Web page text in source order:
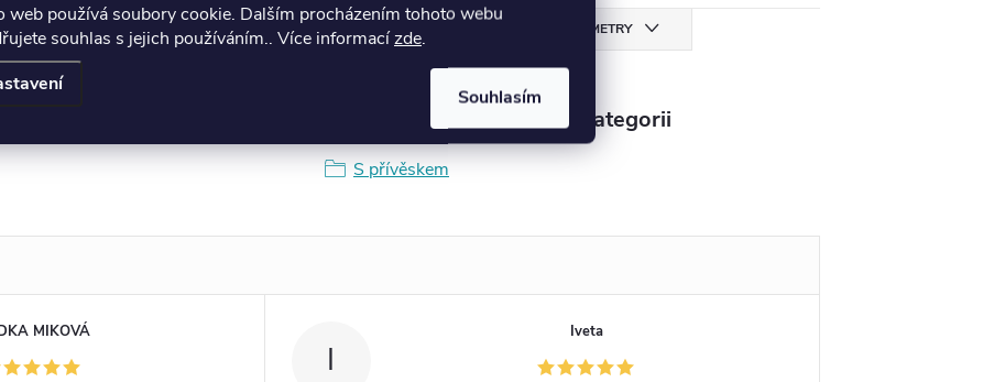
web používá soubory cookie. Dalším procházením tohoto webu
souhlas s jejich používáním.. Více informacízde.
Souhlasím
VŠECHNY PARAMETRY
Produkt naleznete v této kategorii
S přívěskem
MIKOVÁ
I
Iveta